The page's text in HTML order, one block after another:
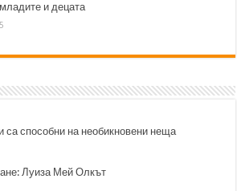
и децата
са способни на необикновени неща
Луиза Мей Олкът